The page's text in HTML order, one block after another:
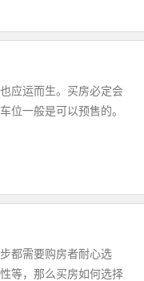
应运而生。买房必定会
位一般是可以预售的。
都需要购房者耐心选
等，那么买房如何选择